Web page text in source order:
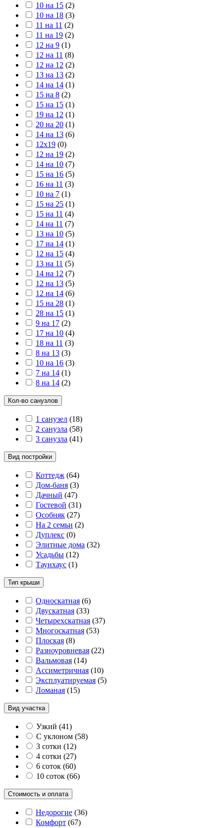
10 на 15 (2)
10 на 18 (3)
11 на 11 (2)
11 на 19 (2)
12 на 9 (1)
12 на 11 (8)
12 на 12 (2)
13 на 13 (2)
14 на 14 (1)
15 на 8 (2)
15 на 15 (1)
19 на 12 (1)
20 на 20 (1)
14 на 13 (6)
12х19 (0)
12 на 19 (2)
14 на 10 (7)
15 на 16 (5)
16 на 11 (3)
10 на 7 (1)
15 на 25 (1)
15 на 11 (4)
14 на 11 (7)
13 на 10 (5)
17 на 14 (1)
12 на 15 (4)
13 на 11 (5)
14 на 12 (7)
12 на 13 (5)
12 на 14 (6)
15 на 28 (1)
28 на 15 (1)
9 на 17 (2)
17 на 10 (4)
18 на 11 (3)
8 на 13 (3)
10 на 16 (3)
7 на 14 (1)
8 на 14 (2)
Кол-во санузлов
1 санузел (18)
2 санузла (58)
3 санузла (41)
Вид постройки
Коттедж (64)
Дом-баня (3)
Дачный (47)
Гостевой (31)
Особняк (27)
На 2 семьи (2)
Дуплекс (0)
Элитные дома (32)
Усадьбы (12)
Таунхаус (1)
Тип крыши
Односкатная (6)
Двускатная (33)
Четырехскатная (37)
Многоскатная (53)
Плоская (8)
Разноуровневая (22)
Вальмовая (14)
Ассиметричная (10)
Эксплуатируемая (5)
Ломаная (15)
Вид участка
Узкий (41)
С уклоном (58)
3 сотки (12)
4 сотки (27)
6 соток (60)
10 соток (66)
Стоимость и оплата
Недорогие (36)
Комфорт (67)